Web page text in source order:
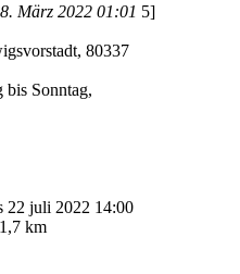
März 2022 01:01 5]
80337
bis Sonntag,
22 juli 2022 14:00
km